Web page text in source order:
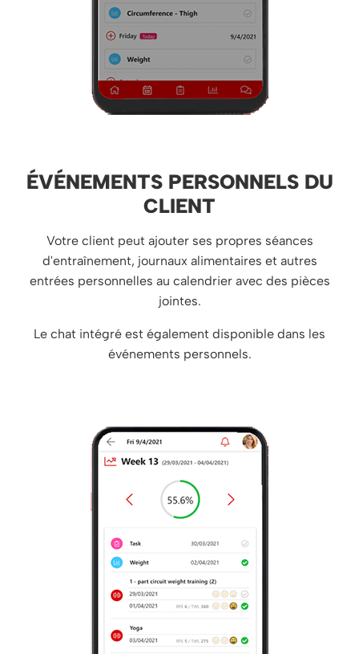
ÉVÉNEMENTS PERSONNELS DU
CLIENT
Votre client peut ajouter ses propres séances
d'entraînement, journaux alimentaires et autres
entrées personnelles au calendrier avec des pièces
jointes.
Le chat intégré est également disponible dans les
événements personnels.